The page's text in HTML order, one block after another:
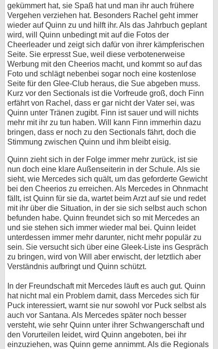
gekümmert hat, sie Spaß hat und man ihr auch frühere
Vergehen verziehen hat. Besonders Rachel geht immer
wieder auf Quinn zu und hilft ihr. Als das Jahrbuch geplant
wird, will Quinn unbedingt mit auf die Fotos der
Cheerleader und zeigt sich dafür von ihrer kämpferischen
Seite. Sie erpresst Sue, weil diese verbotenerweise
Werbung mit den Cheerios macht, und kommt so auf das
Foto und schlägt nebenbei sogar noch eine kostenlose
Seite für den Glee-Club heraus, die Sue abgeben muss.
Kurz vor den Sectionals ist die Vorfreude groß, doch Finn
erfährt von Rachel, dass er gar nicht der Vater sei, was
Quinn unter Tränen zugibt. Finn ist sauer und will nichts
mehr mit ihr zu tun haben. Will kann Finn immerhin dazu
bringen, dass er noch zu den Sectionals fährt, doch die
Stimmung zwischen Quinn und ihm bleibt eisig.
Quinn zieht sich in der Folge immer mehr zurück, ist sie
nun doch eine klare Außenseiterin in der Schule. Als sie
sieht, wie Mercedes sich quält, um das geforderte Gewicht
bei den Cheerios zu erreichen. Als Mercedes in Ohnmacht
fällt, ist Quinn für sie da, wartet beim Arzt auf sie und redet
mit ihr über die Situation, in der sie sich selbst auch schon
befunden habe. Quinn freundet sich so mit Mercedes an
und sie stehen sich immer wieder mal bei. Quinn leidet
unterdessen immer mehr darunter, nicht mehr populär zu
sein. Sie versucht sich über eine Gleek-Liste ins Gespräch
zu bringen, wird von Will aber erwischt, der letztlich aber
Verständnis aufbringt und Quinn schützt.
In der Freundschaft mit Mercedes läuft es auch gut. Quinn
hat nicht mal ein Problem damit, dass Mercedes sich für
Puck interessiert, warnt sie nur sowohl vor Puck selbst als
auch vor Santana. Als Mercedes später noch besser
versteht, wie sehr Quinn unter ihrer Schwangerschaft und
den Vorurteilen leidet, wird Quinn angeboten, bei ihr
einzuziehen, was Quinn gerne annimmt. Als die Regionals